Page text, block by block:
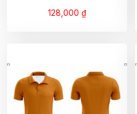
128,000 ₫